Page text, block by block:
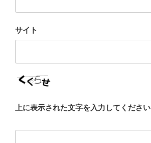
サイト
上に表示された文字を入力してください